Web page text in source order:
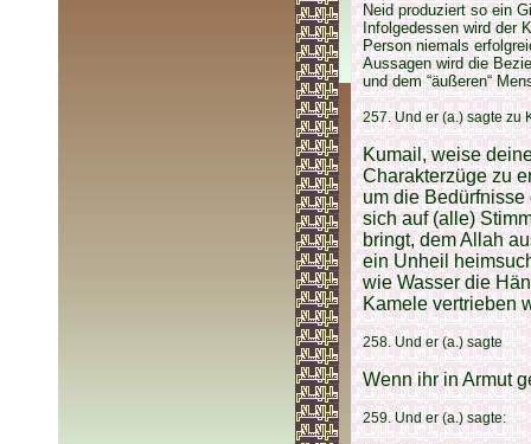
Neid produziert so ein
Infolgedessen wird der
Person niemals
Aussagen wird die
und dem “äußeren“
257. Und er (a.) sagte zu
Kumail, weise
Charakterzüge zu
um die
sich auf (alle)
bringt, dem Allah
ein Unheil
wie Wasser die
Kamele vertrieben
258. Und er (a.) sagte
Wenn ihr in Armut
259. Und er (a.) sagte: